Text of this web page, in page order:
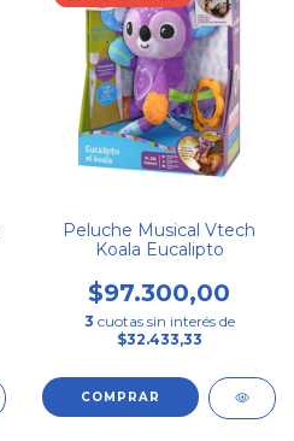
Peluche Musical Vtech
Koala Eucalipto
$97.300,00
3 cuotas sin interés de
$32.433,33